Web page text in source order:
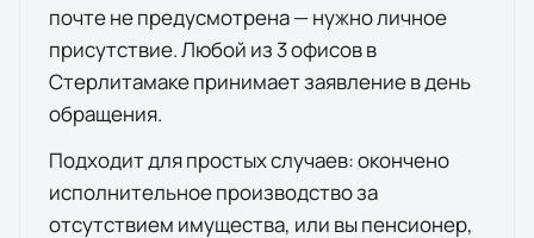
почте не предусмотрена — нужно личное
присутствие. Любой из3офисовв
Стерлитамакепринимает заявление в день
обращения.
Подходит для простых случаев: окончено
исполнительное производство за
отсутствием имущества, или вы пенсионер,